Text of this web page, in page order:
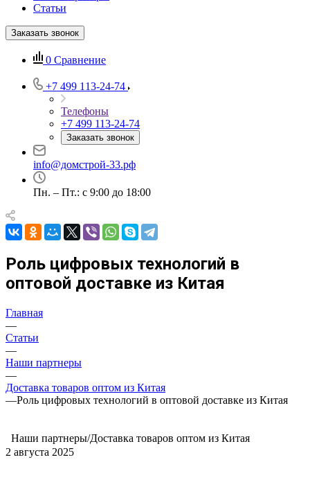
Статьи
Заказать звонок
0 Сравнение
+7 499 113-24-74
Телефоны
+7 499 113-24-74
Заказать звонок
info@домстрой-33.рф
Пн. – Пт.: с 9:00 до 18:00
Роль цифровых технологий в
оптовой доставке из Китая
Главная
—
Статьи
—
Наши партнеры
—
Доставка товаров оптом из Китая
—Роль цифровых технологий в оптовой доставке из Китая
Наши партнеры/Доставка товаров оптом из Китая
2 августа 2025